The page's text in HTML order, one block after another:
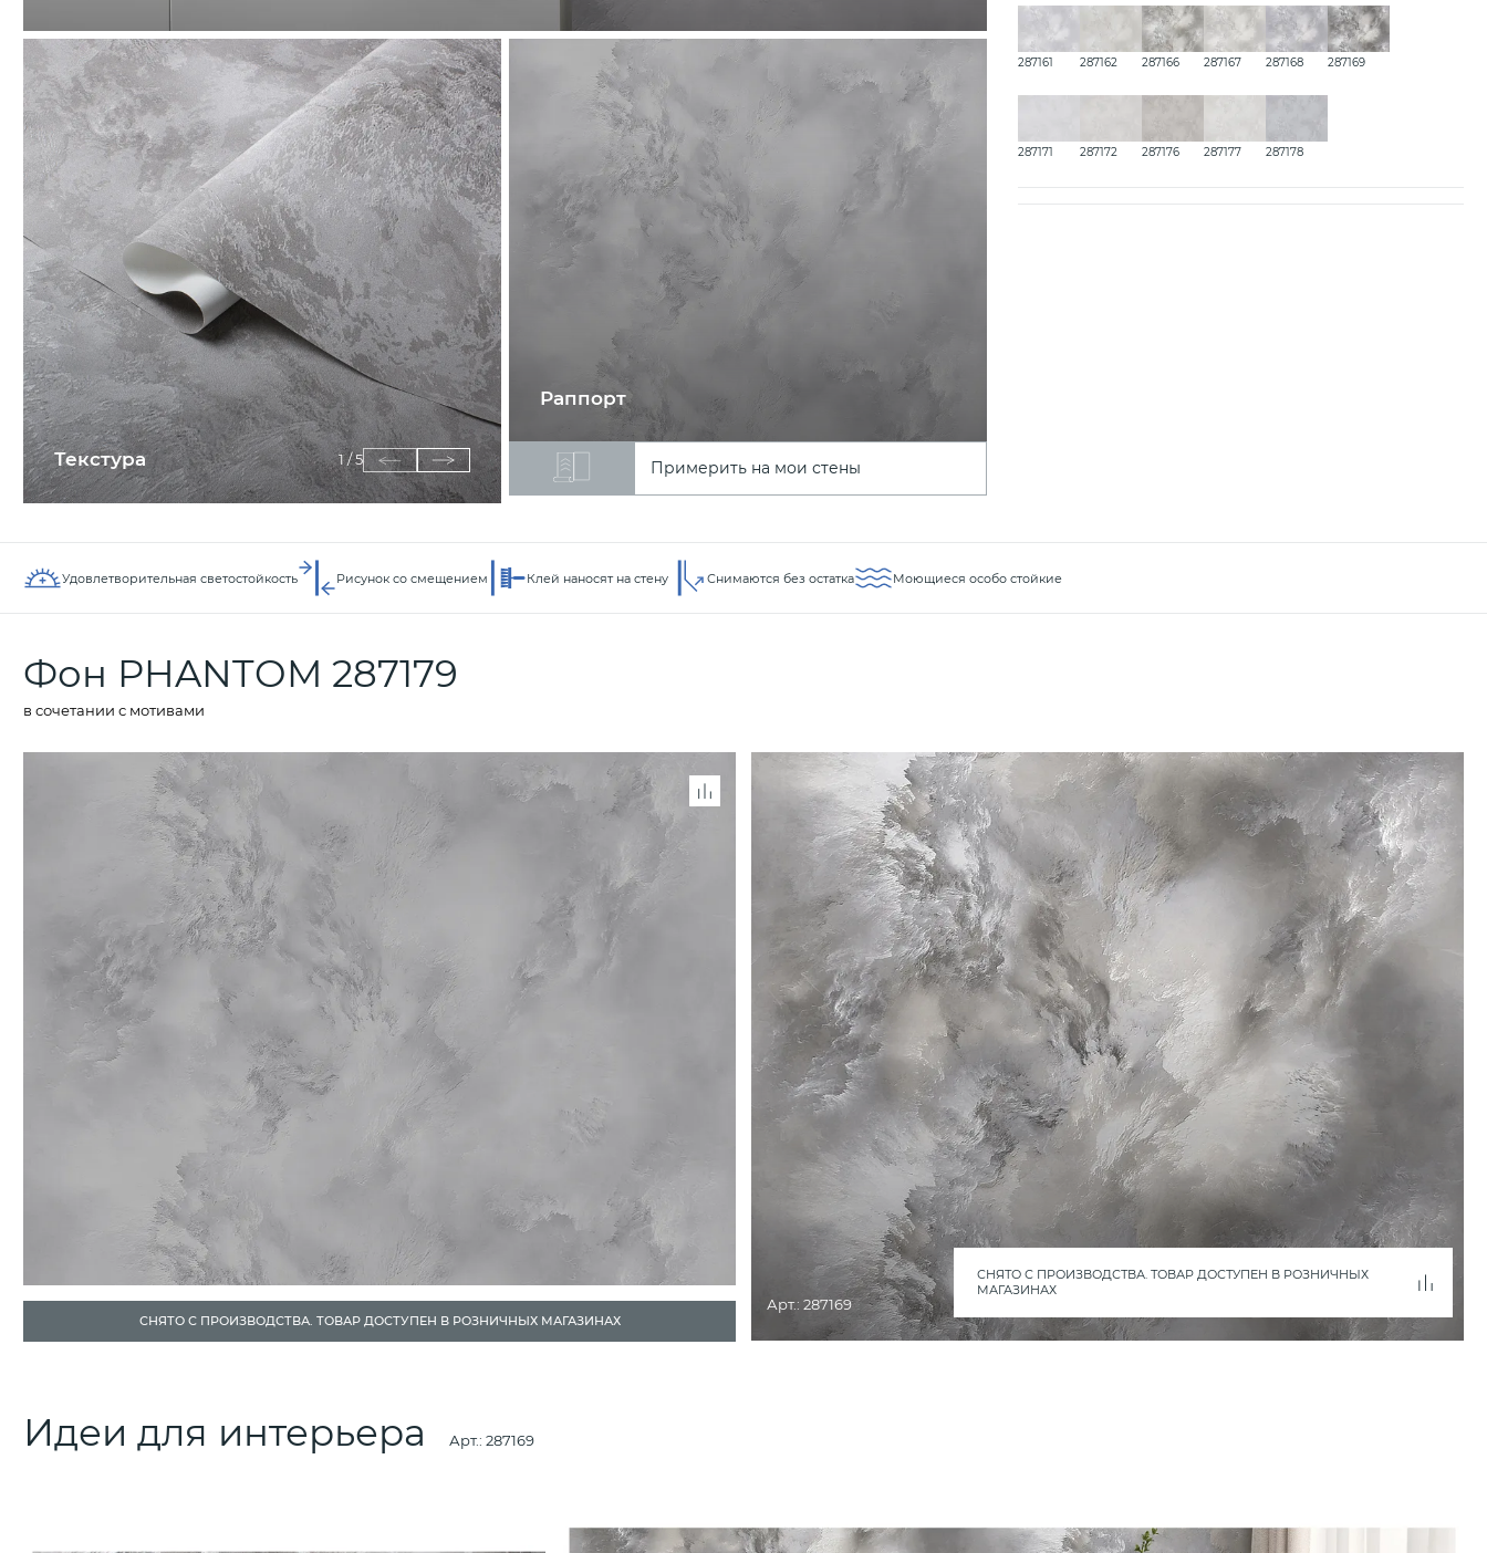
Текстура 1/5
Раппорт
Примерить на мои стены
287161 287162 287166 287167 287168 287169
287171 287172 287176 287177 287178
Удовлетворительная светостойкость Рисунок со смещением Клей наносят на стену Снимаются без остатка Моющиеся особо стойкие
Фон PHANTOM 287179
в сочетании с мотивами
СНЯТО С ПРОИЗВОДСТВА. ТОВАР ДОСТУПЕН В РОЗНИЧНЫХ МАГАЗИНАХ
Арт.: 287169
СНЯТО С ПРОИЗВОДСТВА. ТОВАР ДОСТУПЕН В РОЗНИЧНЫХ
МАГАЗИНАХ
Идеи для интерьера Арт.: 287169